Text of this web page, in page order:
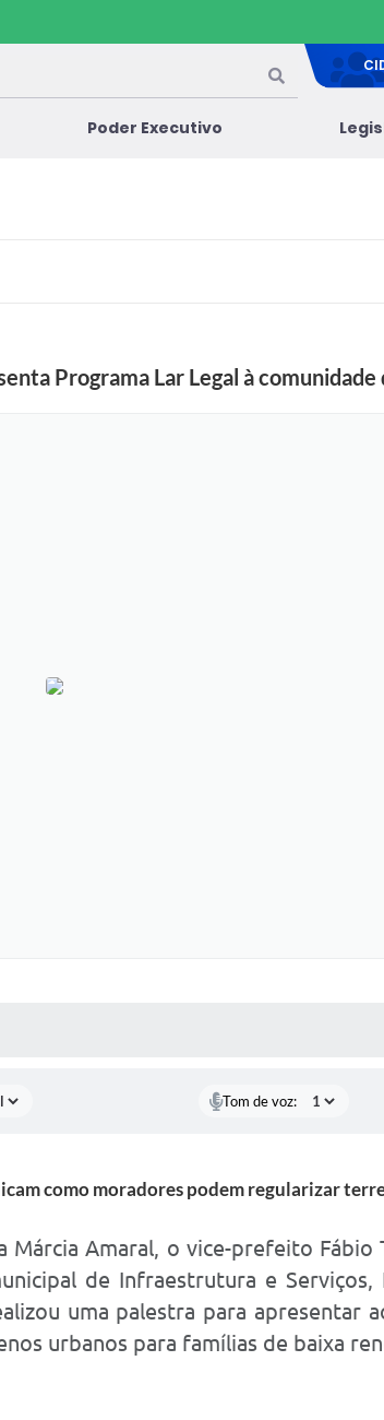
Poder Executivo
Programa Lar Legal à
Tom de voz:
como moradores podem regularizar
Amaral, o vice-prefeito
de Infraestrutura e
uma palestra para apresentar
urbanos para famílias de baixa